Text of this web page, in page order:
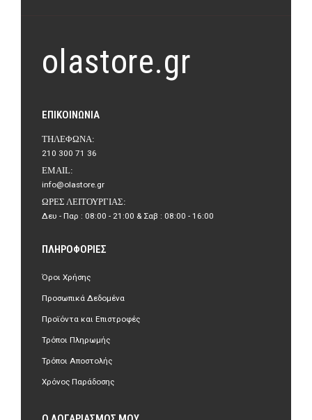
olastore.gr
ΕΠΙΚΟΙΝΩΝΊΑ
ΤΗΛΈΦΩΝΑ:
210 300 71 36
EMAIL:
info@olastore.gr
ΏΡΕΣ ΛΕΙΤΟΥΡΓΊΑΣ:
Δευ - Παρ : 08:00 - 21:00 & Σαβ : 08:00 - 16:00
ΠΛΗΡΟΦΟΡΊΕΣ
Όροι Χρήσης
Προσωπικά Δεδομένα
Προϊόντα και Επιστροφές
Τρόποι Πληρωμής
Τρόποι Αποστολής
Χρόνος Παράδοσης